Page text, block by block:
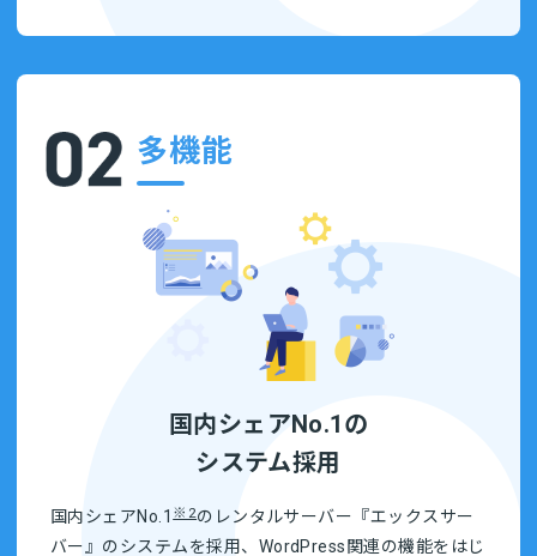
多機能
国内シェアNo.1の
システム採用
国内シェアNo.1※2のレンタルサーバー『エックスサー
バー』のシステムを採用、WordPress関連の機能をはじ